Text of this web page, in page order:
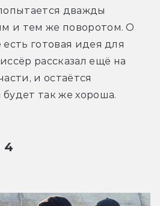
дважды
и тем же поворотом. О
есть готовая идея для
рассказал ещё на
и остаётся
будет так же хороша.
4